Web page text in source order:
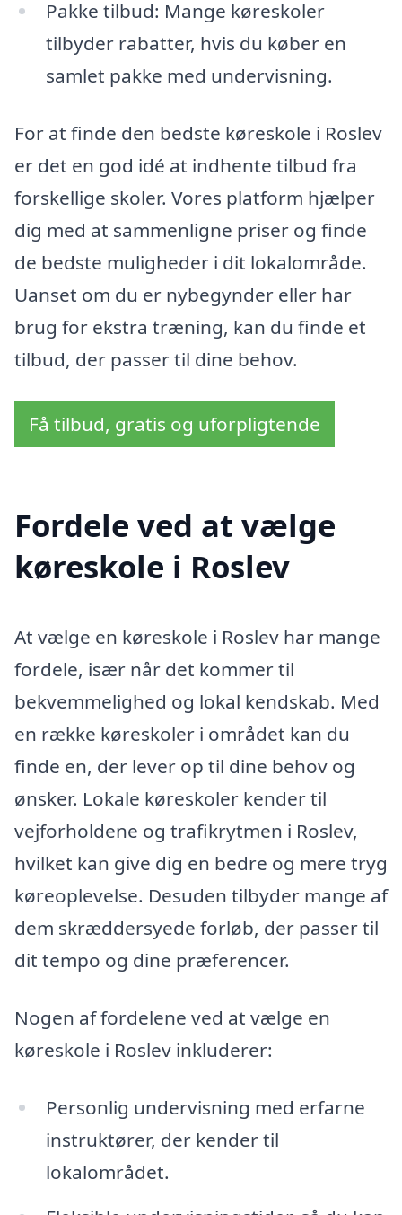
Pakke tilbud: Mange køreskoler
tilbyder rabatter, hvis du køber en
samlet pakke med undervisning.
For at finde den bedste køreskole i Roslev
er det en god idé at indhente tilbud fra
forskellige skoler. Vores platform hjælper
dig med at sammenligne priser og finde
de bedste muligheder i dit lokalområde.
Uanset om du er nybegynder eller har
brug for ekstra træning, kan du finde et
tilbud, der passer til dine behov.
Få tilbud, gratis og uforpligtende
Fordele ved at vælge
køreskole i Roslev
At vælge en køreskole i Roslev har mange
fordele, især når det kommer til
bekvemmelighed og lokal kendskab. Med
en række køreskoler i området kan du
finde en, der lever op til dine behov og
ønsker. Lokale køreskoler kender til
vejforholdene og trafikrytmen i Roslev,
hvilket kan give dig en bedre og mere tryg
køreoplevelse. Desuden tilbyder mange af
dem skræddersyede forløb, der passer til
dit tempo og dine præferencer.
Nogen af fordelene ved at vælge en
køreskole i Roslev inkluderer:
Personlig undervisning med erfarne
instruktører, der kender til
lokalområdet.